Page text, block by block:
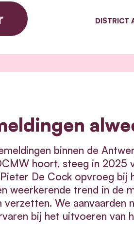
DISTRICT
binnen de
hoort, steeg in
De Cock opvroeg bij
weerkerende trend in de
verzetten. We aanvaarden
bij het uitvoeren van